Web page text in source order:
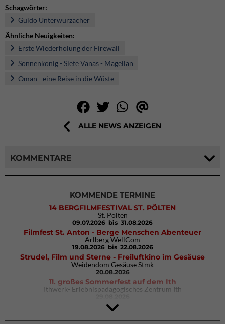
Schagwörter:
Guido Unterwurzacher
Ähnliche Neuigkeiten:
Erste Wiederholung der Firewall
Sonnenkönig - Siete Vanas - Magellan
Oman - eine Reise in die Wüste
ALLE NEWS ANZEIGEN
KOMMENTARE
KOMMENDE TERMINE
14 BERGFILMFESTIVAL ST. PÖLTEN
St. Pölten
09.07.2026 bis 31.08.2026
Filmfest St. Anton - Berge Menschen Abenteuer
Arlberg WellCom
19.08.2026 bis 22.08.2026
Strudel, Film und Sterne - Freiluftkino im Gesäuse
Weidendom Gesäuse Stmk
20.08.2026
11. großes Sommerfest auf dem Ith
Ithwerk- Erlebnispädagogisches Zentrum Ith
4Blocs KIDS 2026
DAV Kletter- & Boulderzentrum München Süd (Thalkirchen)